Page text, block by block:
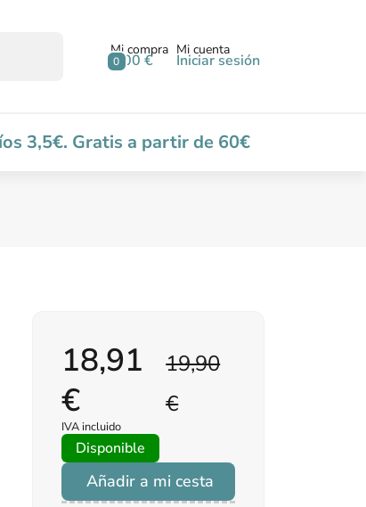
0
Mi compra
0,00 €
Mi cuenta
Iniciar sesión
3,5€. Gratis a partir de 60€
19,90
€
18,91
€
IVA incluido
Disponible
Añadir a mi cesta